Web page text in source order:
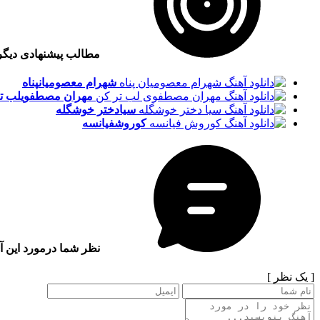
مطالب پیشنهادی
شهرام معصومیانپناه
مهران مصطفویلب
سیادختر خوشگله
کوروشفیانسه
نظر شما درمورد این
[ یک نظر ]